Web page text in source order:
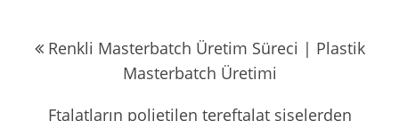
gezinmesi
Renkli Masterbatch Üretim Süreci | Plastik
Masterbatch Üretimi
Ftalatların polietilen tereftalat şişelerden